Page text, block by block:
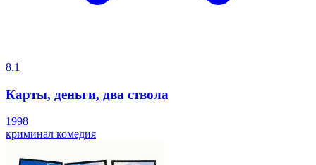
8.1
Карты, деньги, два ствола
1998
криминал комедия